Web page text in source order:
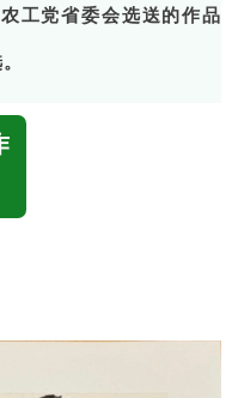
农工党省委会选送的作品